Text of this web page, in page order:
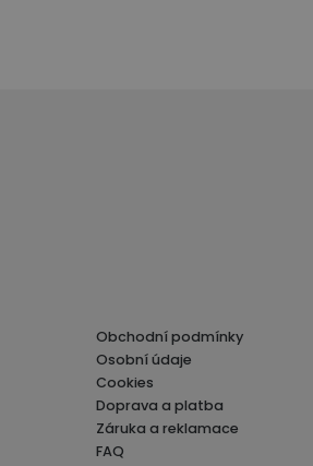
Obchodní podmínky
Osobní údaje
Cookies
Doprava a platba
Záruka a reklamace
FAQ